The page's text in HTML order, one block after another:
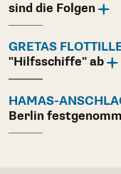
sind die Folgen
GRETAS
"Hilfsschiffe" ab
HAMAS-
Berlin